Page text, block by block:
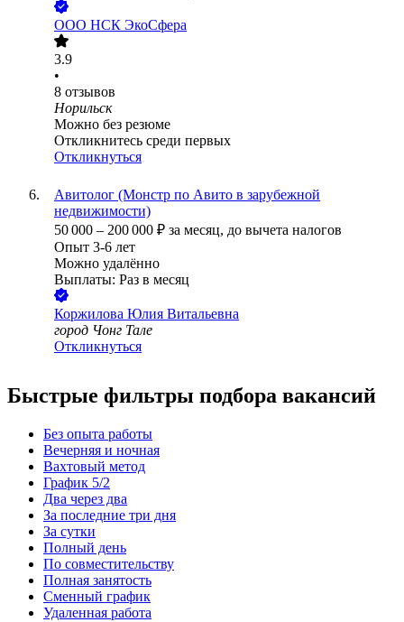
ООО НСК ЭкоСфера
3.9
•
8 отзывов
Норильск
Можно без резюме
Откликнитесь среди первых
Откликнуться
Авитолог (Монстр по Авито в зарубежной
недвижимости)
50 000 – 200 000 ₽ за месяц, до вычета налогов
Опыт 3-6 лет
Можно удалённо
Выплаты: Раз в месяц
Коржилова Юлия Витальевна
город Чонг Тале
Откликнуться
Быстрые фильтры подбора вакансий
Без опыта работы
Вечерняя и ночная
Вахтовый метод
График 5/2
Два через два
За последние три дня
За сутки
Полный день
По совместительству
Полная занятость
Сменный график
Удаленная работа